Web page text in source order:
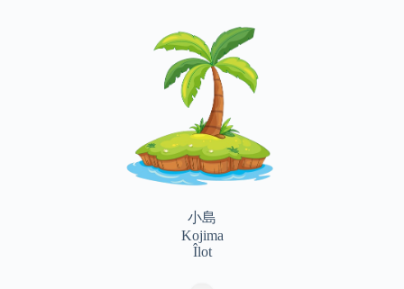
小島
Kojima
Îlot